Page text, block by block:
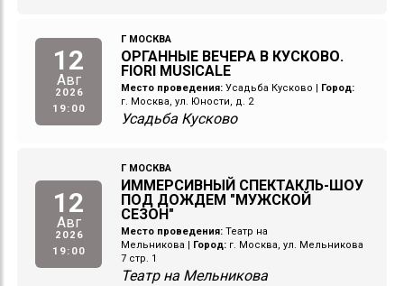
12
Авг
2026
19:00
Г МОСКВА
ОРГАННЫЕ ВЕЧЕРА В КУСКОВО.
FIORI MUSICALE
Место проведения: Усадьба Кусково
Город:
г. Москва, ул. Юности, д. 2
Усадьба Кусково
12
Авг
2026
19:00
Г МОСКВА
ИММЕРСИВНЫЙ СПЕКТАКЛЬ-ШОУ
ПОД ДОЖДЕМ "МУЖСКОЙ
СЕЗОН"
Место проведения: Театр на
Мельникова
Город: г. Москва, ул. Мельникова
7 стр. 1
Театр на Мельникова